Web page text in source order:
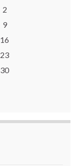
2
9
16
23
30